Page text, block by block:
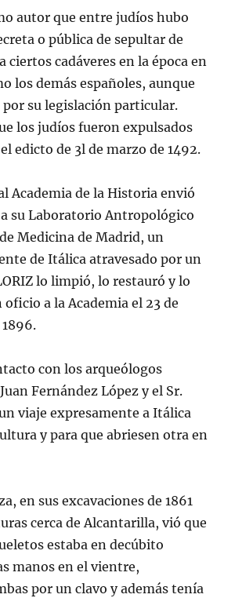
autor que entre judíos hubo
o pública de sepultar de
ciertos cadáveres en la época en
los demás españoles, aunque
por su legislación particular.
los judíos fueron expulsados
edicto de 3l de marzo de 1492.
Academia de la Historia envió
a su Laboratorio Antropológico
Medicina de Madrid, un
de Itálica atravesado por un
lo limpió, lo restauró y lo
a la Academia el 23 de
con los arqueólogos
Fernández López y el Sr.
viaje expresamente a Itálica
y para que abriesen otra en
en sus excavaciones de 1861
cerca de Alcantarilla, vió que
estaba en decúbito
manos en el vientre,
por un clavo y además tenía